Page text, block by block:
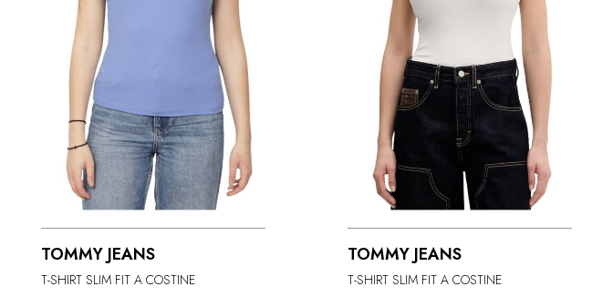
TOMMY JEANS
T-SHIRT SLIM FIT A COSTINE
TOMMY JEANS
T-SHIRT SLIM FIT A COSTINE